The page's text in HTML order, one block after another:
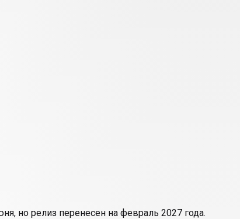
но релиз перенесен на февраль 2027 года.